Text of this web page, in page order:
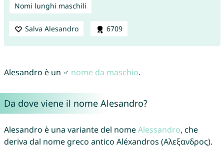
Nomi lunghi maschili
Salva Alesandro 6709
Alesandro è un ♂ nome da maschio.
Da dove viene il nome Alesandro?
Alesandro è una variante del nomeAlessandro, che
deriva dal nome greco antico Aléxandros (Αλεξανδρος).